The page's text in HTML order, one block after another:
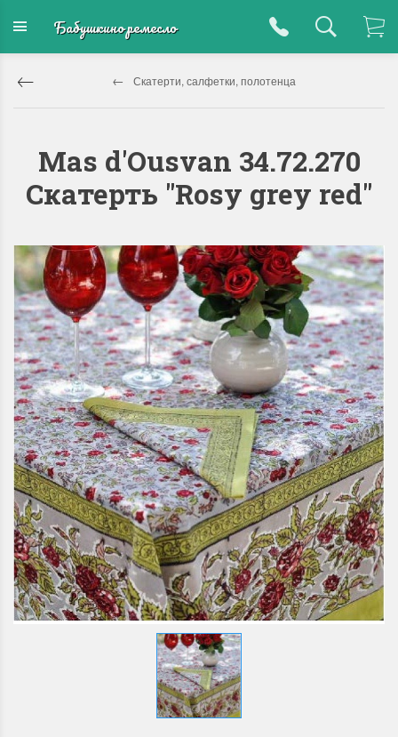
Бабушкино ремесло
Скатерти, салфетки, полотенца
Mas d'Ousvan 34.72.270
Скатерть "Rosy grey red"